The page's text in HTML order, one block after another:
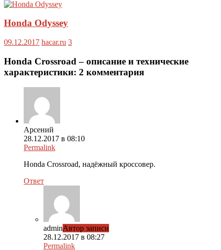
Honda Odyssey
09.12.2017 hacar.ru 3
Honda Crossroad – описание и технические
характеристики: 2 комментария
Арсений
28.12.2017 в 08:10
Permalink
Honda Crossroad, надёжный кроссовер.
Ответ
adminАвтор записи
28.12.2017 в 08:27
Permalink